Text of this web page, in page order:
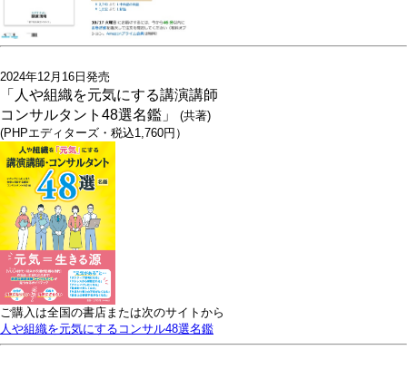
2024年12月16日発売
「人や組織を元気にする講演講師
コンサルタント48選名鑑」 (共著)
(PHPエディターズ・税込1,760円）
ご購入は全国の書店または次のサイトから
人や組織を元気にするコンサル48選名鑑